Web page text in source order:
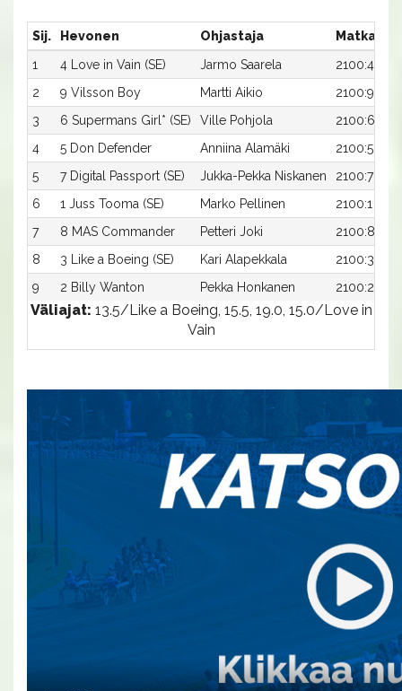
Sij. Hevonen Ohjastaja
1
4 Love in Vain (SE) Jarmo Saarela
2100:4
2
9 Vilsson Boy Martti Aikio
2100:9
3
6 Supermans Girl* (SE) Ville Pohjola
2100:6
4
5 Don Defender Anniina Alamäki
2100:5
5
7 Digital Passport (SE) Jukka-Pekka Niskanen
2100:7
6
1 Juss Tooma (SE) Marko Pellinen
2100:1
7
8 MAS Commander Petteri Joki
2100:8
8
3 Like a Boeing (SE) Kari Alapekkala
2100:3
9
2 Billy Wanton Pekka Honkanen 2100:2
Väliajat: 13.5/Like a Boeing, 15.5, 19.0, 15.0/Love in
Vain